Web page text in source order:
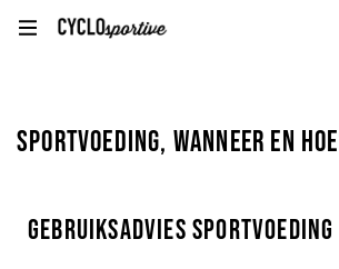
Sportvoeding, wanneer en
Gebruiksadvies sportvoeding